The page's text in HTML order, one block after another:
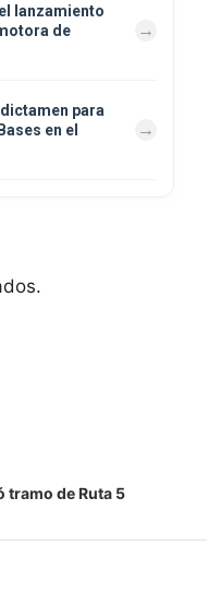
lanzamiento
de
para
en el
tramo de Ruta 5